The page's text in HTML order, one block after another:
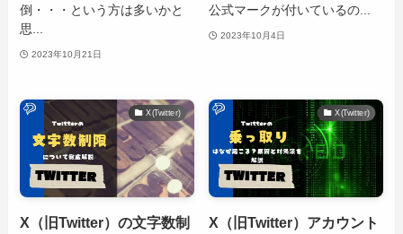
倒・・・という方は多いかと
思...
2023年10月21日
公式マークが付いているの...
2023年10月4日
X(Twitter)
X（旧Twitter）の文字数制
X(Twitter)
X（旧Twitter）アカウント